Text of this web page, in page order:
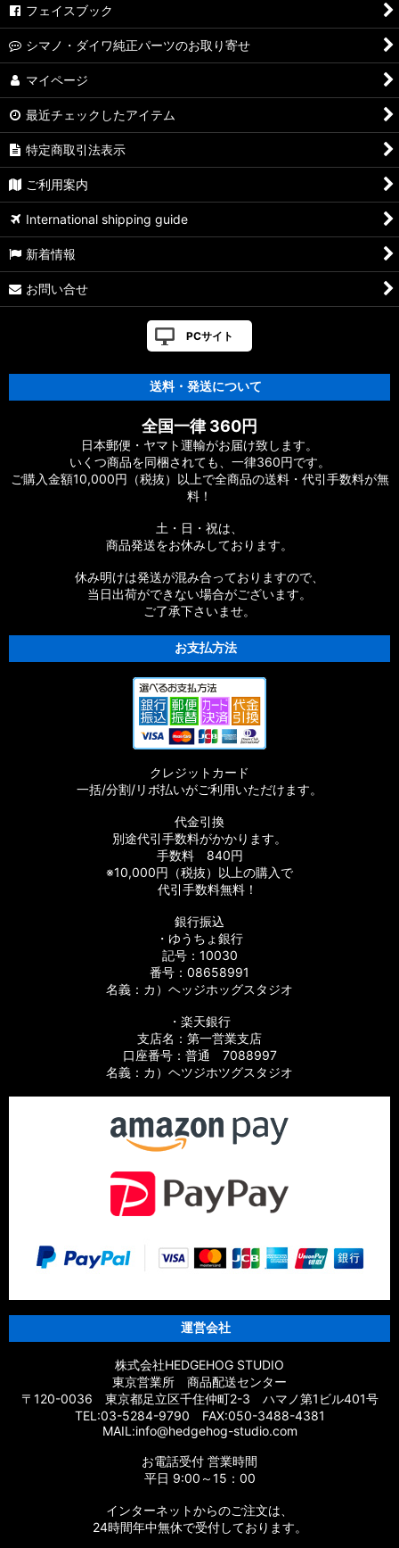
【シマノ】19-22ステラSW［STELLA SW］対応 カスタムパー
ツ
【シマノ】08ステラSW［STELLA SW］対応 カスタムパーツ
【シマノ】01ステラSW［STELLA SW］対応 カスタムパーツ
ーツ
17ヴァンキッシュFW用
FW［VANQUISH］対応 カスタムパーツ
【シマノ】12-13ヴァンキッシュ&リミテッド［VANQUISH］
対応 カスタムパーツ
【シマノ】19ストラディック［STRADIC］対応 カスタムパー
ツ
【シマノ】20ストラディックSW［STRADIC SW］対応 カスタ
【シマノ】18ストラディックSW［STRADIC SW］対応 カスタ
【シマノ】15-16ストラディック［STRADIC］対応 カスタムパ
【シマノ】17サステイン［SUSTAIN］対応 カスタムパーツ
【シマノ】11バイオマスター［BIOMASTER］対応 カスタムパ
【シマノ】08バイオマスター［BIOMASTER］対応 カスタムパ
【シマノ】06バイオマスターMg［BIOMASTER Mg］対応 カ
【シマノ】13-16バイオマスターSW［BIOMASTER SW］対応
【シマノ】10バイオマスターSW［BIOMASTER SW］対応 カ
【シマノ】19スフェロスSW［SPHEROS SW］対応 カスタム
【シマノ】21スフェロスSW［SPHEROS SW］対応 カスタム
【シマノ】14スフェロスSW［SPHEROS SW］対応 カスタム
【シマノ】21エクスセンス［EXSENCE］対応 カスタムパーツ
【シマノ】20エクスセンスBB［EXSENCE BB］対応 カスタム
パーツ
【シマノ】18エクスセンスCI4+［EXSENCE CI4+］対応 カス
タムパーツ
【シマノ】17エクスセンス［EXSENCE］対応 カスタムパーツ
【シマノ】16エクスセンスLB［EXSENCE LB］対応 カスタム
【シマノ】14エクスセンスBB［EXSENCE BB］対応 カスタム
フェイスブック
シマノ・ダイワ純正パーツのお取り寄せ
マイページ
最近チェックしたアイテム
特定商取引法表示
ご利用案内
International shipping guide
新着情報
お問い合せ
PCサイト
送料・発送について
全国一律 360円
日本郵便・ヤマト運輸がお届け致します。
いくつ商品を同梱されても、一律360円です。
ご購入金額10,000円（税抜）以上で全商品の送料・代引手数料が無
料！
土・日・祝は、
商品発送をお休みしております。
休み明けは発送が混み合っておりますので、
当日出荷ができない場合がございます。
ご了承下さいませ。
お支払方法
クレジットカード
一括/分割/リボ払いがご利用いただけます。
代金引換
別途代引手数料がかかります。
手数料 840円
※10,000円（税抜）以上の購入で
代引手数料無料！
銀行振込
・ゆうちょ銀行
記号：10030
番号：08658991
名義：カ）ヘッジホッグスタジオ
・楽天銀行
支店名：第一営業支店
口座番号：普通 7088997
名義：カ）ヘツジホツグスタジオ
運営会社
株式会社HEDGEHOG STUDIO
東京営業所 商品配送センター
〒120-0036 東京都足立区千住仲町2-3 ハマノ第1ビル401号
TEL:03-5284-9790 FAX:050-3488-4381
MAIL:info@hedgehog-studio.com
お電話受付 営業時間
平日 9:00～15：00
インターネットからのご注文は、
24時間年中無休で受付しております。